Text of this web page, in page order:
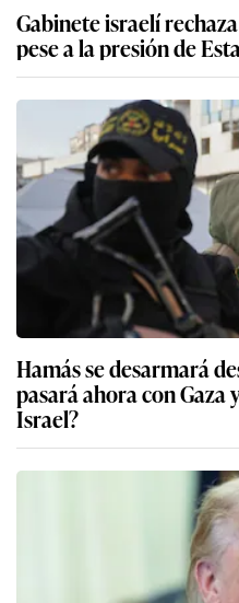
Gabinete israelí
pese a la presión de
Hamás se desarmará
pasará ahora con
Israel?